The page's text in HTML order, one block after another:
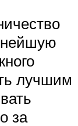
лучшим
за